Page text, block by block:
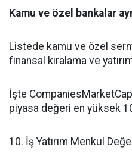
Kamu ve özel bankalar
Listede kamu ve özel
finansal kiralama ve
İşte
piyasa değeri en yüksek
10. İş Yatırım Menkul